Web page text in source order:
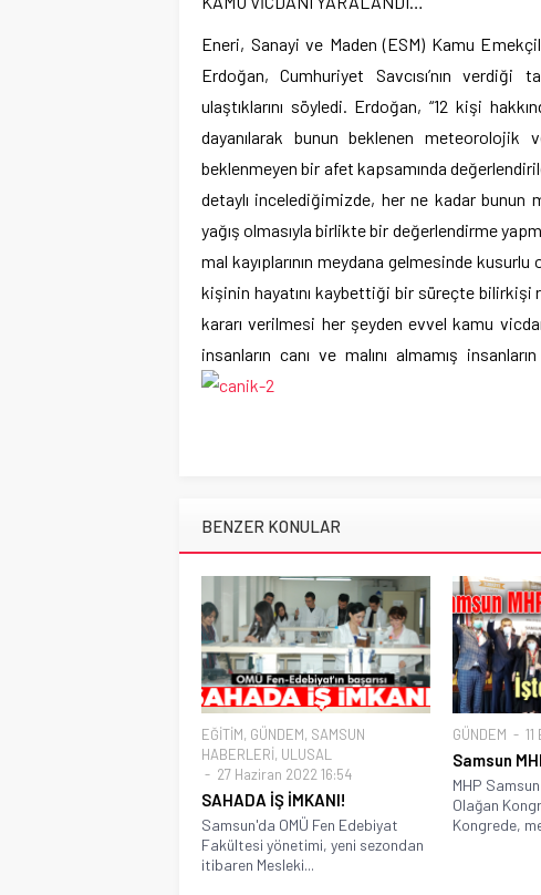
Eneri, Sanayi ve Maden (ESM) Kamu
Erdoğan, Cumhuriyet Savcısı’nın
ulaştıklarını söyledi. Erdoğan, “12 kişi
dayanılarak bunun beklenen
beklenmeyen bir afet kapsamında
detaylı incelediğimizde, her ne kadar bunun
yağış olmasıyla birlikte bir değerlendirme
mal kayıplarının meydana gelmesinde
kişinin hayatını kaybettiği bir süreçte
kararı verilmesi her şeyden evvel kamu
insanların canı ve malını almamış
BENZER KONULAR
EĞİTİM, GÜNDEM, SAMSUN
HABERLERİ, ULUSAL
27 Haziran 2022 16:54
SAHADA İŞ İMKANI!
Samsun'da OMÜ Fen Edebiyat
Fakültesi yönetimi, yeni sezondan
itibaren Mesleki...
GÜNDEM
Samsun
MHP
Olağan
Kongrede,